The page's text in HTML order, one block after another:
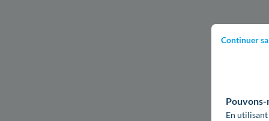
Continuer
Pouvons-
En